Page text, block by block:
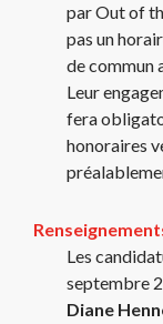
par Out of
pas un
de commun
Leur
fera
honoraires
Les
septembre
Diane